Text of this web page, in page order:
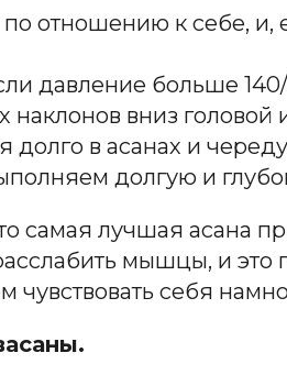
отношению к себе, и,
давление больше
наклонов вниз головой
долго в асанах и
долгую и
самая лучшая асана
мышцы, и это
чувствовать себя намн